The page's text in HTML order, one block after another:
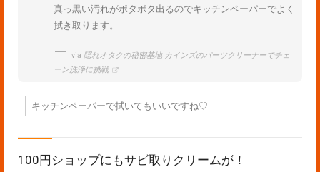
真っ黒い汚れがポタポタ出るのでキッチンペーパーでよく
拭き取ります。
via 隠れオタクの秘密基地 カインズのパーツクリーナーでチェ
ーン洗浄に挑戦
キッチンペーパーで拭いてもいいですね♡
100円ショップにもサビ取りクリームが！